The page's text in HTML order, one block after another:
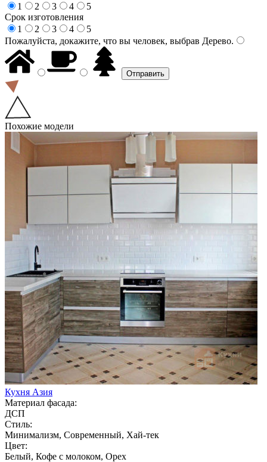
1
2 3 4
5
Срок изготовления
1
2 3 4
5
Пожалуйста, докажите, что вы человек, выбрав Дерево.
Похожие модели
Кухня Азия
Материал фасада:
ДСП
Стиль:
Минимализм, Современный, Хай-тек
Цвет:
Белый, Кофе с молоком, Орех